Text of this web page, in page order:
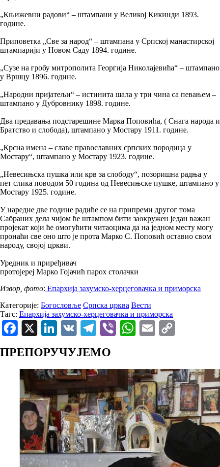
„Књижевни радови“ – штампани у Великој Кикинди 1893.
године.
Приповетка „Све за народ“ – штампана у Српској манастирској
штампарији у Новом Саду 1894. године.
„Сузе на гробу митрополита Георгија Николајевића“ – штампано
у Вршцу 1896. године.
„Народни пријатељи“ – истинита шала у три чина са певањем –
штампано у Дубровнику 1898. године.
Два предавања подстарешине Марка Поповића, ( Снага народа и
Братство и слобода), штампано у Мостару 1911. године.
„Крсна имена – славе православних српских породица у
Мостару“, штампано у Мостару 1923. године.
„Невесињска пушка или крв за слободу“, позоришна радња у
пет слика поводом 50 година од Невесињске пушке, штампано у
Мостару 1925. године.
У наредне две године радиће се на припреми другог тома
Сабраних дела чијом ће штампом бити заокружен један важан
пројекат који ће омогућити читаоцима да на једном месту могу
пронаћи све оно што је прота Марко С. Поповић оставио свом
народу, својој цркви.
Уредник и приређивач
протојереј Марко Гојачић парох столачки
Извор, фото: Епархија захумско-херцеговачка и приморска
Категорије: Богословље Српска црква Вести
Тагс: Епархија захумско-херцеговачка и приморска
Facebook
X LinkedIn
VK Telegram
ViberWhatsApp
Email
ПРЕПОРУЧУЈЕМО